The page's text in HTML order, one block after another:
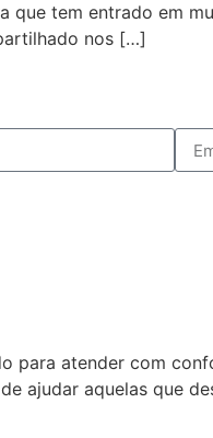
que tem entrado em
nos […]
para atender com
ajudar aquelas que